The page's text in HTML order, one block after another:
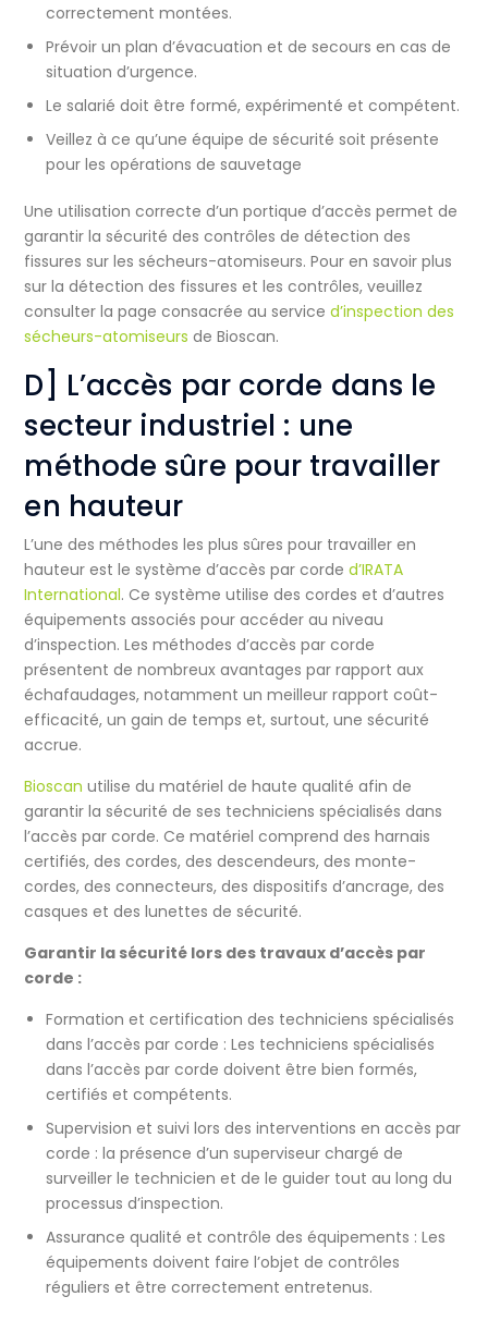
correctement montées.
Prévoir un plan d’évacuation et de secours en cas de
situation d’urgence.
Le salarié doit être formé, expérimenté et compétent.
Veillez à ce qu’une équipe de sécurité soit présente
pour les opérations de sauvetage
Une utilisation correcte d’un portique d’accès permet de
garantir la sécurité des contrôles de détection des
fissures sur les sécheurs-atomiseurs. Pour en savoir plus
sur la détection des fissures et les contrôles, veuillez
consulter la page consacrée au serviced’inspection des
sécheurs-atomiseurs de Bioscan.
D] L’accès par corde dans le
secteur industriel : une
méthode sûre pour travailler
en hauteur
L’une des méthodes les plus sûres pour travailler en
hauteur est le système d’accès par corded’IRATA
International. Ce système utilise des cordes et d’autres
équipements associés pour accéder au niveau
d’inspection. Les méthodes d’accès par corde
présentent de nombreux avantages par rapport aux
échafaudages, notamment un meilleur rapport coût-
efficacité, un gain de temps et, surtout, une sécurité
accrue.
Bioscan utilise du matériel de haute qualité afin de
garantir la sécurité de ses techniciens spécialisés dans
l’accès par corde. Ce matériel comprend des harnais
certifiés, des cordes, des descendeurs, des monte-
cordes, des connecteurs, des dispositifs d’ancrage, des
casques et des lunettes de sécurité.
Garantir la sécurité lors des travaux d’accès par
corde :
Formation et certification des techniciens spécialisés
dans l’accès par corde : Les techniciens spécialisés
dans l’accès par corde doivent être bien formés,
certifiés et compétents.
Supervision et suivi lors des interventions en accès par
corde : la présence d’un superviseur chargé de
surveiller le technicien et de le guider tout au long du
processus d’inspection.
Assurance qualité et contrôle des équipements : Les
équipements doivent faire l’objet de contrôles
réguliers et être correctement entretenus.